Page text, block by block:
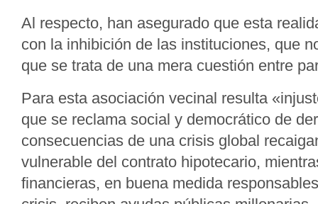
Al respecto, han asegurado que esta
con la inhibición de las instituciones, que
que se trata de una mera cuestión entre
Para esta asociación vecinal resulta
que se reclama social y democrático de
consecuencias de una crisis global
vulnerable del contrato hipotecario,
financieras, en buena medida